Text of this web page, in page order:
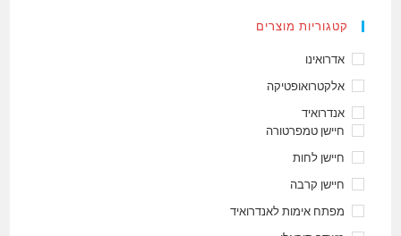
קטגוריות מוצרים
אדרואינו
אלקטרואופטיקה
אנדרואיד
חיישן טמפרטורה
חיישן לחות
חיישן קרבה
מפתח אימות לאנדרואיד